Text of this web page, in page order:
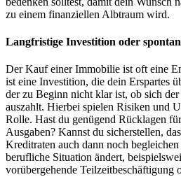
zu einem finanziellen Albtraum wird.
Langfristige Investition oder
Der Kauf einer Immobilie ist oft eine
ist eine Investition, die dein Erspartes
der zu Beginn nicht klar ist, ob sich
auszahlt. Hierbei spielen Risiken und
Rolle. Hast du genügend Rücklagen
Ausgaben? Kannst du sicherstellen,
Kreditraten auch dann noch
berufliche Situation ändert,
vorübergehende Teilzeitbeschäftigung